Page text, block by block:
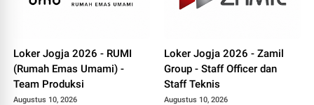
Loker Jogja 2026 - RUMI
(Rumah Emas Umami) -
Team Produksi
Augustus 10, 2026
Loker Jogja 2026 - Zamil
Group - Staff Officer dan
Staff Teknis
Augustus 10, 2026